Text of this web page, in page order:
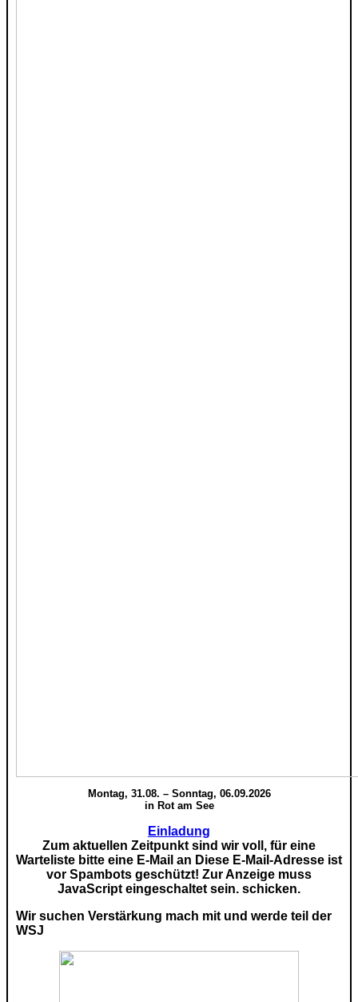
Montag, 31.08. – Sonntag, 06.09.2026
in Rot am See
Einladung
Zum aktuellen Zeitpunkt sind wir voll, für eine
Warteliste bitte eine E-Mail an Diese E-Mail-Adresse ist
vor Spambots geschützt! Zur Anzeige muss
JavaScript eingeschaltet sein. schicken.
Wir suchen Verstärkung mach mit und werde teil der
WSJ